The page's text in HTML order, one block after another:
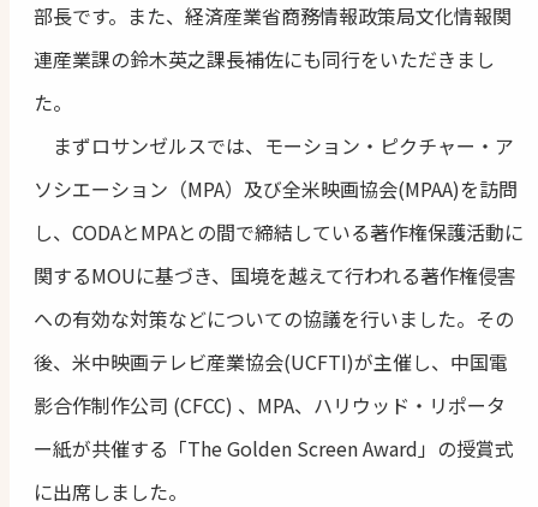
部長です。また、経済産業省商務情報政策局文化情報関
連産業課の鈴木英之課長補佐にも同行をいただきまし
た。
まずロサンゼルスでは、モーション・ピクチャー・ア
ソシエーション（MPA）及び全米映画協会(MPAA)を訪問
し、CODAとMPAとの間で締結している著作権保護活動に
関するMOUに基づき、国境を越えて行われる著作権侵害
への有効な対策などについての協議を行いました。その
後、米中映画テレビ産業協会(UCFTI)が主催し、中国電
影合作制作公司 (CFCC) 、MPA、ハリウッド・リポータ
ー紙が共催する「The Golden Screen Award」の授賞式
に出席しました。